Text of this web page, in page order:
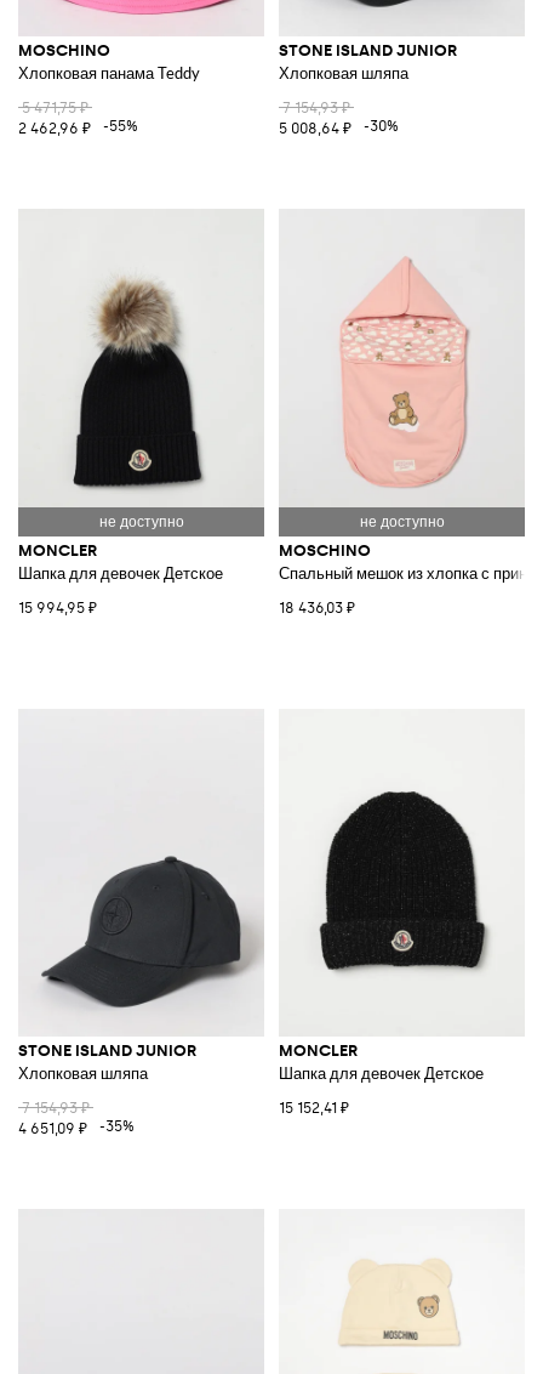
MOSCHINO
Хлопковая панама Teddy
5 471,75 ₽
2 462,96 ₽
-55%
STONE ISLAND JUNIOR
Хлопковая шляпа
7 154,93 ₽
5 008,64 ₽
-30%
MONCLER
Шапка для девочек Детское
15 994,95 ₽
MOSCHINO
Спальный мешок из хлопка с
18 436,03 ₽
STONE ISLAND JUNIOR
Хлопковая шляпа
7 154,93 ₽
4 651,09 ₽
-35%
MONCLER
Шапка для девочек Детское
15 152,41 ₽